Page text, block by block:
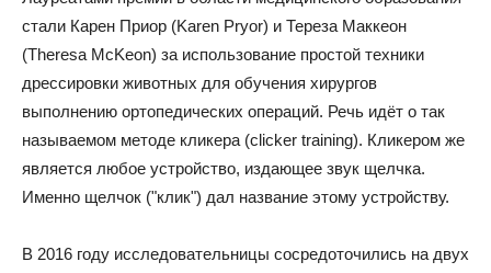
стали Карен Приор (Karen Pryor) и Тереза Маккеон
(Theresa McKeon) за использование простой техники
дрессировки животных для обучения хирургов
выполнению ортопедических операций. Речь идёт о так
называемом методе кликера (clicker training). Кликером же
является любое устройство, издающее звук щелчка.
Именно щелчок ("клик") дал название этому устройству.
В 2016 году исследовательницы сосредоточились на двух